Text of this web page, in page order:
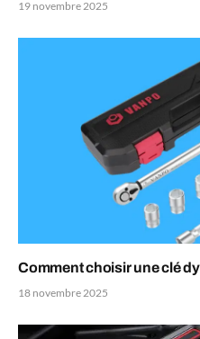
19 novembre 2025
Comment choisir une clé
18 novembre 2025